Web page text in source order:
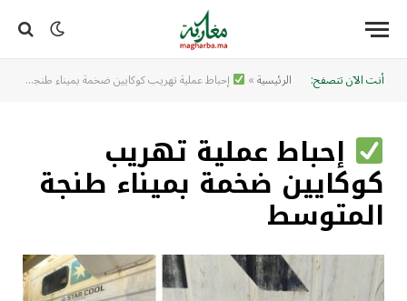
أنت الآن تتصفح: الرئيسية» إحباط عملية تهريب كوكايين ضخمة بميناء طنجة المتوسط
إحباط عملية تهريب
كوكايين ضخمة بميناء طنجة
المتوسط